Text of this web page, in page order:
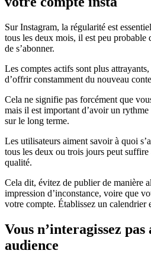
Sur Instagram, la régularité est
tous les deux mois, il est peu probable
de s’abonner.
Les comptes actifs sont plus
d’offrir constamment du nouveau
Cela ne signifie pas forcément que
mais il est important d’avoir un
sur le long terme.
Les utilisateurs aiment savoir à quoi
tous les deux ou trois jours peut
qualité.
Cela dit, évitez de publier de manière
impression d’inconstance, voire que
votre compte. Établissez un calendrier
Vous n’interagissez
audience